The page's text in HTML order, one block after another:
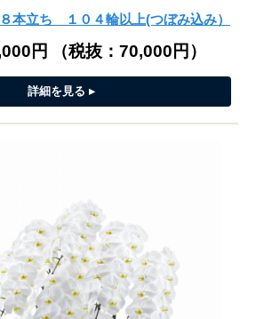
立ち １０４輪以上(つぼみ込み）
円 （税抜： 70,000円 ）